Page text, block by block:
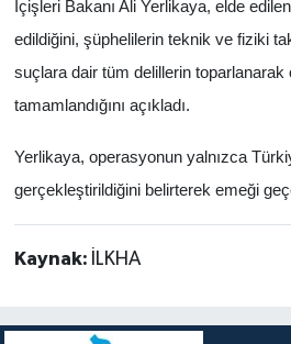
İçişleri Bakanı Ali Yerlikaya, elde
edildiğini, şüphelilerin teknik ve fiziki
suçlara dair tüm delillerin toparlanarak
tamamlandığını açıkladı.
Yerlikaya, operasyonun yalnızca
gerçekleştirildiğini belirterek emeği
Kaynak: İLKHA